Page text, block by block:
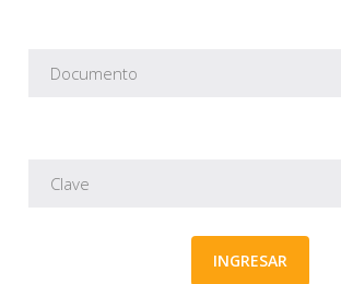
INGRESAR